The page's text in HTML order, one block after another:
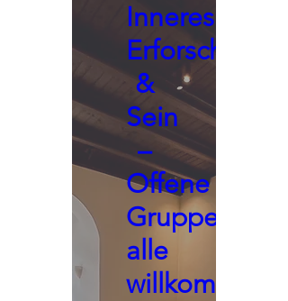
Inneres
Erforschen
&
Sein
–
Offene
Gruppe,
alle
willkommen